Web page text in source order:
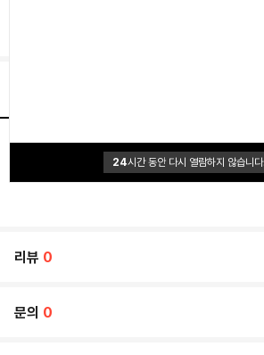
24시간 동안 다시 열람하지 않습니
리뷰 0
문의 0